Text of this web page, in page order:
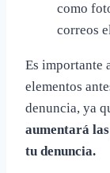
como
correos
Es importante
elementos
denuncia, ya
aumentará
tu denuncia.